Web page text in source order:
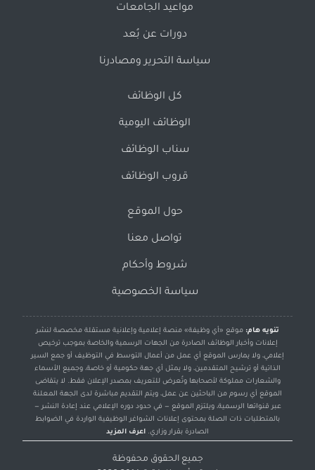
مواعيد الجامعات
دورات عن بُعد
سياسة التحرير ومصادرنا
كل الوظائف
الوظائف اليومية
سناب الوظائف
قروب الوظائف
حول الموقع
تواصل معنا
شروط وأحكام
سياسة الخصوصية
تنويه هام: موقع «أي وظيفة» منصة إعلامية وإعلانية مستقلة مخصصة لنشر
إعلانات وأخبار الوظائف الصادرة من الجهات الرسمية والخاصة بموجب ترخيص
إعلامي، ولا يمارس الموقع أي عمل من أعمال التوسط في التوظيف أو جمع السير
الذاتية أو ترشيح المتقدمين، ولا يمثل أي جهة حكومية أو خاصة، وجميع الأسماء
والشعارات مملوكة لأصحابها وتُعرض للتعريف بمصدر الإعلان فقط. لا يتقاضى
الموقع أي رسوم من الباحثين عن عمل، ويتم التقديم مباشرة لدى الجهة المعلنة
عبر قنواتها الرسمية، ويلتزم الموقع — في حدود دوره الإعلامي عند إعادة النشر —
بالمتطلبات ذات الصلة بمحتوى إعلانات الشواغر الوظيفية الواردة في الضوابط
الصادرة بقرار وزاري. اعرف المزيد
جميع الحقوق محفوظة